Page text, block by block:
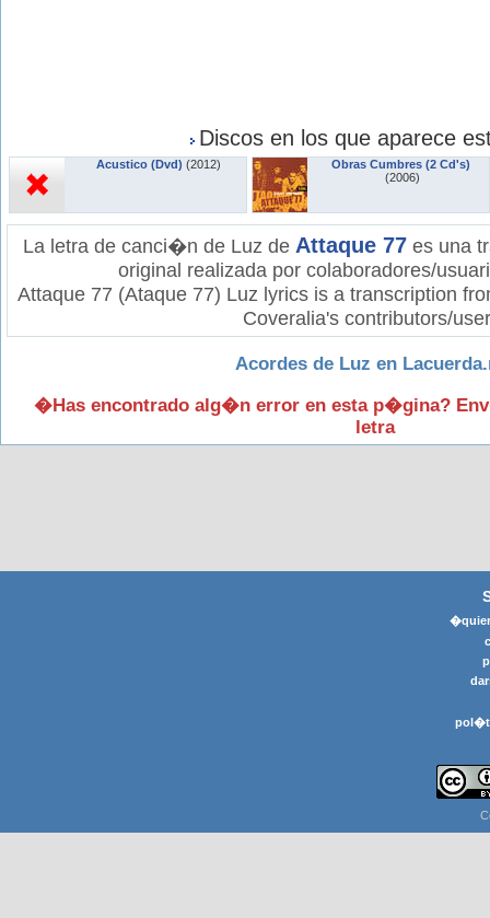
Discos en los que aparece
Acustico (Dvd) (2012)
Obras Cumbres (2 Cd's)
(2006)
La letra de canci�n de Luz de Attaque 77es una
original realizada por colaboradores/
Attaque 77 (Ataque 77) Luz lyrics is a transcription
Coveralia's contributors/
Acordes de Luz en
�Has encontrado alg�n error en esta p�gina?
letra